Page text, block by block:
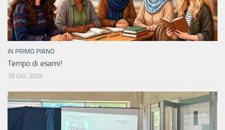
IN PRIMO PIANO
Tempo di esami!
18 GIU, 2026